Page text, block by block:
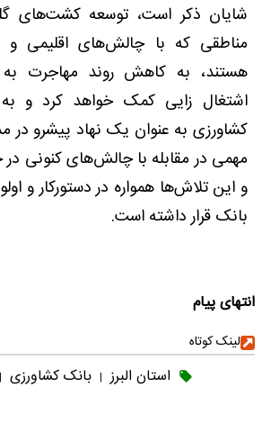
شایان ذکر است، توسعه کشت‌های
مناطقی که با چالش‌های اقلیمی و
هستند، به کاهش روند مهاجرت
اشتغال ‌زایی کمک خواهد کرد و
کشاورزی به عنوان یک نهاد پیشرو
مهمی در مقابله با چالش‌های کنونی در
و این تلاش‌ها همواره در دستورکار و
بانک قرار داشته است.
انتهای پیام
لینک کوتاه
استان البرز | بانک کشاورزی |